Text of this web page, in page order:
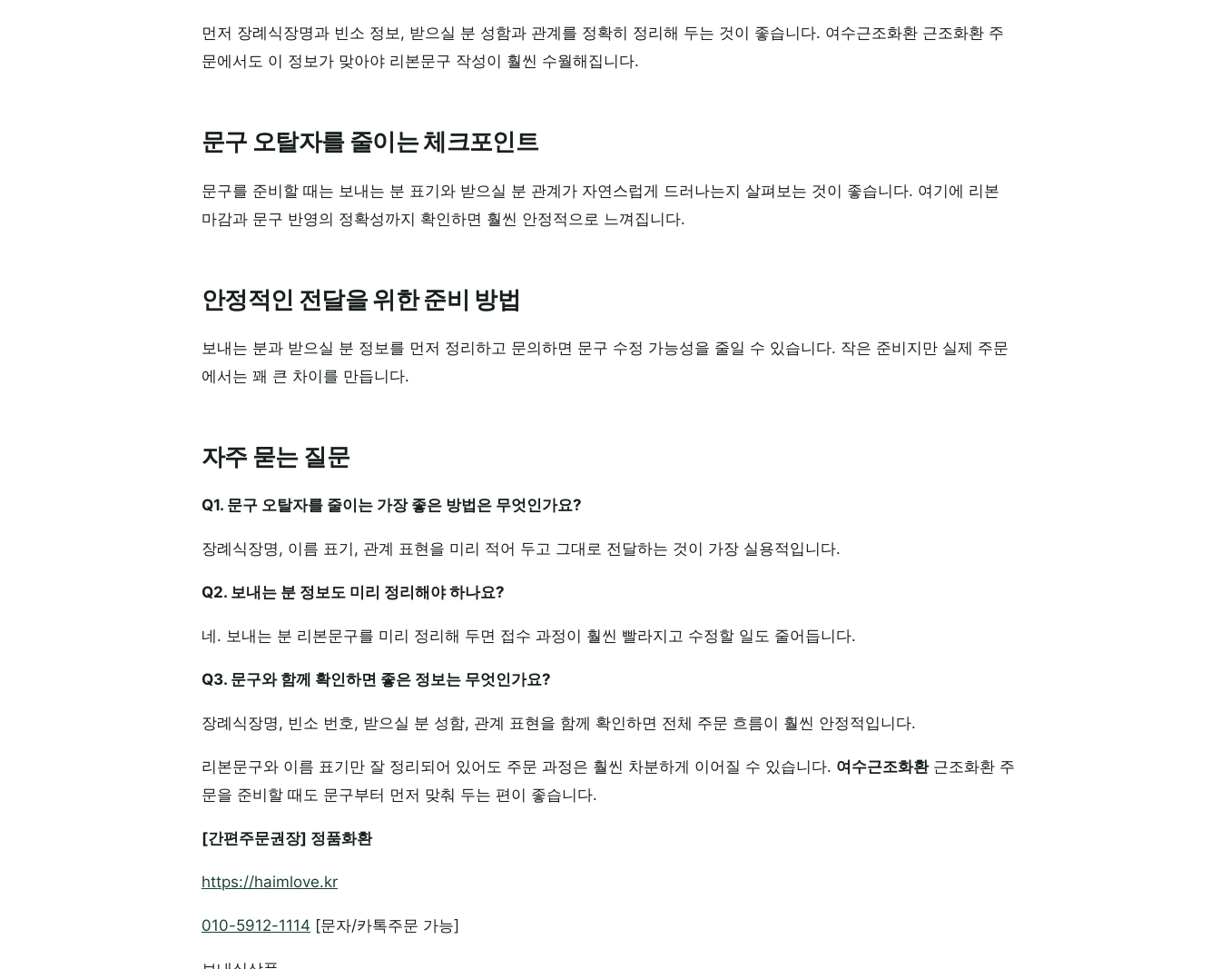
먼저 장례식장명과 빈소 정보, 받으실 분 성함과 관계를 정확히 정리해 두는 것이 좋습니다. 여수근조화환 근조화환 주
문에서도 이 정보가 맞아야 리본문구 작성이 훨씬 수월해집니다.
문구 오탈자를 줄이는 체크포인트
문구를 준비할 때는 보내는 분 표기와 받으실 분 관계가 자연스럽게 드러나는지 살펴보는 것이 좋습니다. 여기에 리본
마감과 문구 반영의 정확성까지 확인하면 훨씬 안정적으로 느껴집니다.
안정적인 전달을 위한 준비 방법
보내는 분과 받으실 분 정보를 먼저 정리하고 문의하면 문구 수정 가능성을 줄일 수 있습니다. 작은 준비지만 실제 주문
에서는 꽤 큰 차이를 만듭니다.
자주 묻는 질문
Q1. 문구 오탈자를 줄이는 가장 좋은 방법은 무엇인가요?
장례식장명, 이름 표기, 관계 표현을 미리 적어 두고 그대로 전달하는 것이 가장 실용적입니다.
Q2. 보내는 분 정보도 미리 정리해야 하나요?
네. 보내는 분 리본문구를 미리 정리해 두면 접수 과정이 훨씬 빨라지고 수정할 일도 줄어듭니다.
Q3. 문구와 함께 확인하면 좋은 정보는 무엇인가요?
장례식장명, 빈소 번호, 받으실 분 성함, 관계 표현을 함께 확인하면 전체 주문 흐름이 훨씬 안정적입니다.
리본문구와 이름 표기만 잘 정리되어 있어도 주문 과정은 훨씬 차분하게 이어질 수 있습니다. 여수근조화환근조화환 주
문을 준비할 때도 문구부터 먼저 맞춰 두는 편이 좋습니다.
[간편주문권장] 정품화환
https://haimlove.kr
010-5912-1114 [문자/카톡주문 가능]